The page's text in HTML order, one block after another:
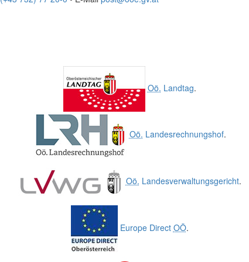
Oö. Landtag.
Oö. Landesrechnungshof.
Oö. Landesverwaltungsgericht.
Europe Direct OÖ.